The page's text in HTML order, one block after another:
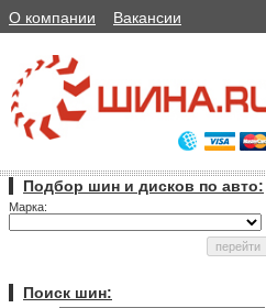
О компании Вакансии
Подбор шин и дисков по авто:
Марка:
Поиск шин: